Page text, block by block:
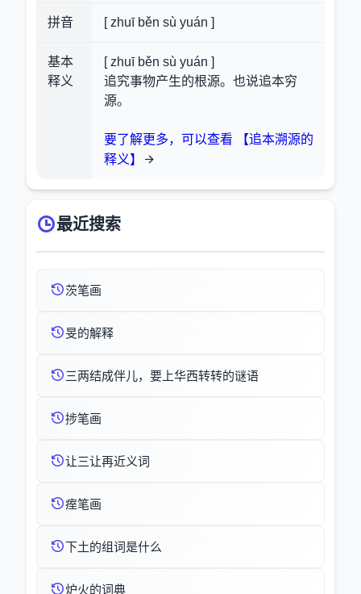
拼音 [ zhuī běn sù yuán ]
基本
释义
[ zhuī běn sù yuán ]
追究事物产生的根源。也说追本穷
源。
要了解更多，可以查看 【追本溯源的
释义】
最近搜索
茨笔画
旻的解释
三两结成伴儿，要上华西转转的谜语
捗笔画
让三让再近义词
痓笔画
下土的组词是什么
炉火的词典